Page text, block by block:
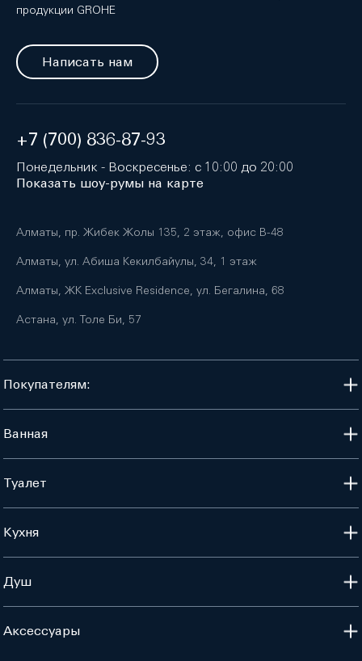
продукции GROHE
Написать нам
+7 (700) 836-87-93
Понедельник - Воскресенье: с 10:00 до 20:00
Показать шоу-румы на карте
Алматы, пр. Жибек Жолы 135, 2 этаж, офис B-48
Алматы, ул. Абиша Кекилбайулы, 34, 1 этаж
Алматы, ЖК Exclusive Residence, ул. Бегалина, 68
Астана, ул. Толе Би, 57
Покупателям:
Ванная
Туалет
Кухня
Душ
Аксессуары